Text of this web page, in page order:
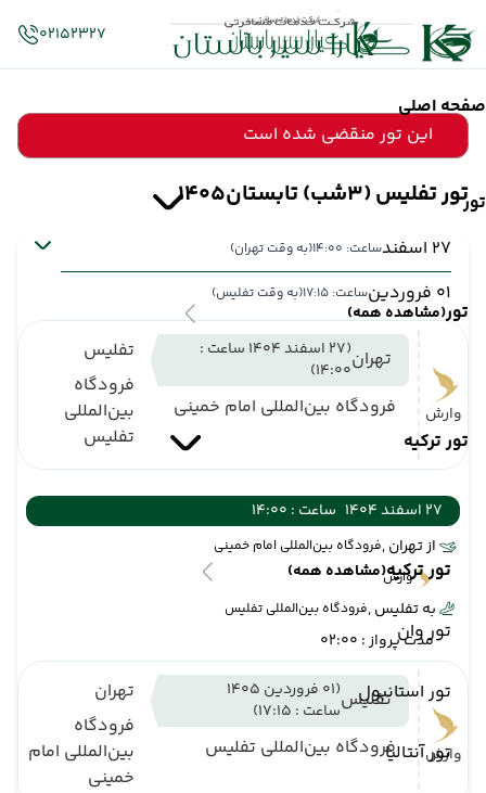
صفحه اصلی
تور
تور(مشاهده همه)
تور ترکیه
تور ترکیه(مشاهده همه)
تور وان
تور استانبول
تور آنتالیا
02152327
این تور منقضی شده است
تور تفلیس (3شب) تابستان1405
27 اسفند ساعت: 14:00 (به وقت تهران)
01 فروردین ساعت: 17:15 (به وقت تفلیس)
وارش
تهران
(27 اسفند 1404 ساعت :
14:00)
فرودگاه بین‌المللی امام خمینی
تفلیس
فرودگاه
بین‌المللی
تفلیس
27 اسفند 1404
ساعت : 14:00
از تهران ,فرودگاه بین‌المللی امام خمینی
وارش
به تفلیس ,فرودگاه بین‌المللی تفلیس
مدت پرواز : 02:00
وارش
تفلیس
(01 فروردین 1405
ساعت : 17:15)
فرودگاه بین‌المللی تفلیس
تهران
فرودگاه
بین‌المللی امام
خمینی